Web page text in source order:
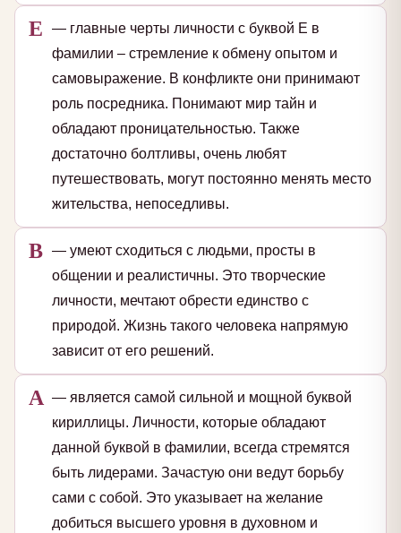
Е
— главные черты личности с буквой Е в
фамилии – стремление к обмену опытом и
самовыражение. В конфликте они принимают
роль посредника. Понимают мир тайн и
обладают проницательностью. Также
достаточно болтливы, очень любят
путешествовать, могут постоянно менять место
жительства, непоседливы.
В — умеют сходиться с людьми, просты в
общении и реалистичны. Это творческие
личности, мечтают обрести единство с
природой. Жизнь такого человека напрямую
зависит от его решений.
А — является самой сильной и мощной буквой
кириллицы. Личности, которые обладают
данной буквой в фамилии, всегда стремятся
быть лидерами. Зачастую они ведут борьбу
сами с собой. Это указывает на желание
добиться высшего уровня в духовном и